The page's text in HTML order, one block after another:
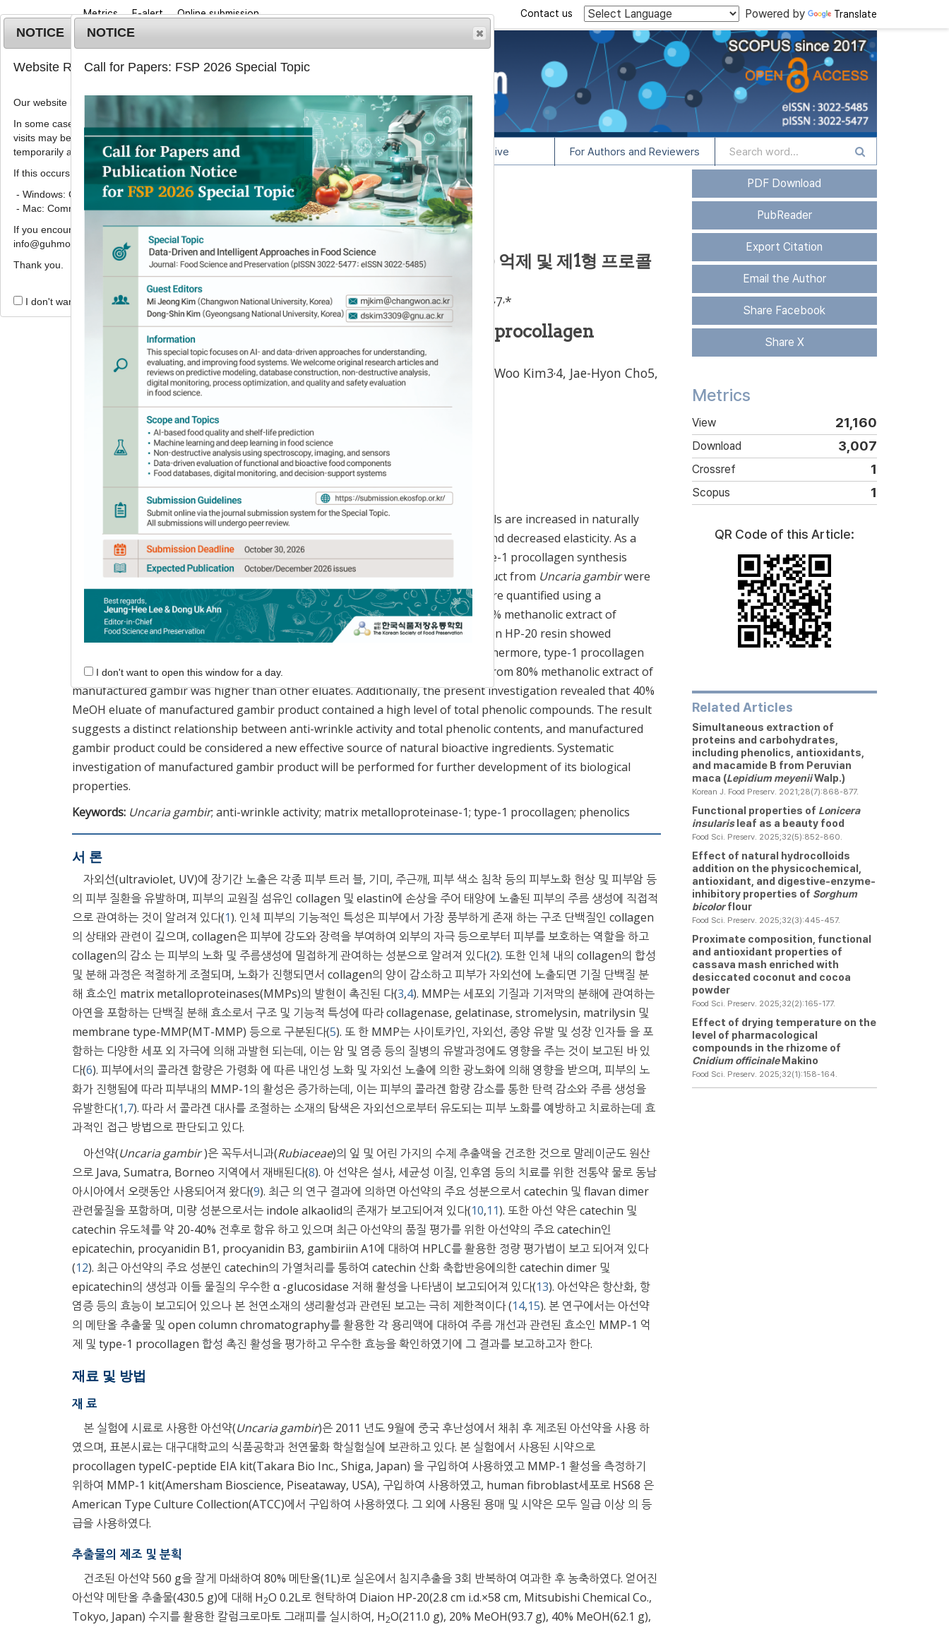
Metrics E-alert Online submission Powered by Translate
Contact us
Home Journal Info Article Archive For Authors and Reviewers
2017 24(1):93-99
pISSN: 1738-7248, eISSN: 2287-7428
DOI:https://doi.org/10.11002/kjfp.2017.24.1.93
ARTICLE
아선약 추출물의 matrix metalloproteinase-1(MMP-1) 억제 및 제1형 프로콜
라겐 합성 촉진 활성
1,김동희2,이은우3,4,권현주3,4,김병우3 4,조재현5,김현주6,김태훈 ,7,*
Matrix metalloproteinase-1 suppression and type-1 procollagen
synthesis promoting effects ofUncaria gambir
Jaemin Lee 1,Dong-Hee Kim2,Eun-Woo Kim3,4,Hyun Ju Kwon Byung Woo Kim3,4, Jae-Hyon Cho5,
Hyun-Joo Kim6,Tae Hoon Kim4,7,*
Author Information & Copyright▼
Received:Jul 27, 2016; Revised:Oct 24, 2016; Accepted:Oct 26, 2016
Collagen synthesis is decreased and matrix metalloproteinase-1 (MMP-1) levels are increased in naturally
aged human skin, and these alterations cause changes such as skin wrinkling and decreased elasticity. As a
part of our ongoing search for bioactive ingredients, MMP-1 inhibitory and type-1 procollagen synthesis
inducing activities of aqueous methanolic extract of manufactured gambir product from Uncaria gambirwere
investigated in
bioassay systems. In addition, total phenolic contents were quantified using a
spectrophotometric method. Among tested samples, 40% MeOH eluate from 80% methanolic extract of
manufacturedU. gambirusing open column chromatography packed with Diaion HP-20 resin showed
value of 15.6±1.3 μg/mL. Furthermore, type-1 procollagen
synthesis promoting property of 40% MeOH eluate (IC
value; 6.9±0.7 μg/mL) from 80% methanolic extract of
manufactured gambir was higher than other eluates. Additionally, the present investigation revealed that 40%
MeOH eluate of manufactured gambir product contained a high level of total phenolic compounds. The result
suggests a distinct relationship between anti-wrinkle activity and total phenolic contents, and manufactured
gambir product could be considered a new effective source of natural bioactive ingredients. Systematic
investigation of manufactured gambir product will be performed for further development of its biological
properties.
Keywords: Uncaria gambir; anti-wrinkle activity; matrix metalloproteinase-1; type-1 procollagen; phenolics
서 론
자외선(ultraviolet, UV)에 장기간 노출은 각종 피부 트러 블, 기미, 주근깨, 피부 색소 침착 등의 피부노화 현상 및 피부암 등
의 피부 질환을 유발하며, 피부의 교원질 섬유인 collagen 및 elastin에 손상을 주어 태양에 노출된 피부의 주름 생성에 직접적
으로 관여하는 것이 알려져 있다(1). 인체 피부의 기능적인 특성은 피부에서 가장 풍부하게 존재 하는 구조 단백질인 collagen
의 상태와 관련이 깊으며, collagen은 피부에 강도와 장력을 부여하여 외부의 자극 등으로부터 피부를 보호하는 역할을 하고
collagen의 감소 는 피부의 노화 및 주름생성에 밀접하게 관여하는 성분으로 알려져 있다(2). 또한 인체 내의 collagen의 합성
및 분해 과정은 적절하게 조절되며, 노화가 진행되면서 collagen의 양이 감소하고 피부가 자외선에 노출되면 기질 단백질 분
해 효소인 matrix metalloproteinases(MMPs)의 발현이 촉진된 다(3,4). MMP는 세포외 기질과 기저막의 분해에 관여하는
아연을 포함하는 단백질 분해 효소로서 구조 및 기능적 특성에 따라 collagenase, gelatinase, stromelysin, matrilysin 및
membrane type-MMP(MT-MMP) 등으로 구분된다(5). 또 한 MMP는 사이토카인, 자외선, 종양 유발 및 성장 인자들 을 포
함하는 다양한 세포 외 자극에 의해 과발현 되는데, 이는 암 및 염증 등의 질병의 유발과정에도 영향을 주는 것이 보고된 바 있
다(6). 피부에서의 콜라겐 함량은 가령화 에 따른 내인성 노화 및 자외선 노출에 의한 광노화에 의해 영향을 받으며, 피부의 노
화가 진행됨에 따라 피부내의 MMP-1의 활성은 증가하는데, 이는 피부의 콜라겐 함량 감소를 통한 탄력 감소와 주름 생성을
유발한다(1,7). 따라 서 콜라겐 대사를 조절하는 소재의 탐색은 자외선으로부터 유도되는 피부 노화를 예방하고 치료하는데 효
과적인 접근 방법으로 판단되고 있다.
아선약(Uncaria gambir)은 꼭두서니과(Rubiaceae)의 잎 및 어린 가지의 수제 추출액을 건조한 것으로 말레이군도 원산
으로 Java, Sumatra, Borneo 지역에서 재배된다(8). 아 선약은 설사, 세균성 이질, 인후염 등의 치료를 위한 전통약 물로 동남
아시아에서 오랫동안 사용되어져 왔다(9). 최근 의 연구 결과에 의하면 아선약의 주요 성분으로서 catechin 및 flavan dimer
관련물질을 포함하며, 미량 성분으로서는 indole alkaolid의 존재가 보고되어져 있다(10,11). 또한 아선 약은 catechin 및
catechin 유도체를 약 20-40% 전후로 함유 하고 있으며 최근 아선약의 품질 평가를 위한 아선약의 주요 catechin인
epicatechin, procyanidin B1, procyanidin B3, gambiriin A1에 대하여 HPLC를 활용한 정량 평가법이 보고 되어져 있다
(12). 최근 아선약의 주요 성분인 catechin의 가열처리를 통하여 catechin 산화 축합반응에의한 catechin dimer 및
epicatechin의 생성과 이들 물질의 우수한 α -glucosidase 저해 활성을 나타냄이 보고되어져 있다(13). 아선약은 항산화, 항
염증 등의 효능이 보고되어 있으나 본 천연소재의 생리활성과 관련된 보고는 극히 제한적이다 (14,15). 본 연구에서는 아선약
의 메탄올 추출물 및 open column chromatography를 활용한 각 용리액에 대하여 주름 개선과 관련된 효소인 MMP-1 억
제 및 type-1 procollagen 합성 촉진 활성을 평가하고 우수한 효능을 확인하였기에 그 결과를 보고하고자 한다.
재료 및 방법
재 료
본 실험에 시료로 사용한 아선약(Uncaria gambir)은 2011 년도 9월에 중국 후난성에서 채취 후 제조된 아선약을 사용 하
였으며, 표본시료는 대구대학교의 식품공학과 천연물화 학실험실에 보관하고 있다. 본 실험에서 사용된 시약으로
procollagen typeⅠC-peptide EIA kit(Takara Bio Inc., Shiga, Japan) 을 구입하여 사용하였고 MMP-1 활성을 측정하기
위하여 MMP-1 kit(Amersham Bioscience, Piseataway, USA), 구입하여 사용하였고, human fibroblast세포로 HS68 은
American Type Culture Collection(ATCC)에서 구입하여 사용하였다. 그 외에 사용된 용매 및 시약은 모두 일급 이상 의 등
급을 사용하였다.
추출물의 제조 및 분획
건조된 아선약 560 g을 잘게 마쇄하여 80% 메탄올(1L)로 실온에서 침지추출을 3회 반복하여 여과한 후 농축하였다. 얻어진
아선약 메탄올 추출물(430.5 g)에 대해 H2O 0.2L로 현탁하여 Diaion HP-20(2.8 cm i.d.×58 cm, Mitsubishi Chemical Co.,
Tokyo, Japan) 수지를 활용한 칼럼크로마토 그래피를 실시하여, H2O(211.0 g), 20% MeOH(93.7 g), 40% MeOH(62.1 g),
PDF Download
PubReader
Export Citation
Email the Author
Share Facebook
Share X
Metrics
View 21,160
Download 3,007
Crossref 1
Scopus 1
QR Code of this Article:
Related Articles
Simultaneous extraction of
proteins and carbohydrates,
including phenolics, antioxidants,
and macamide B from Peruvian
maca (Lepidium meyeniiWalp.)
Korean J. Food Preserv. 2021;28(7):868-877.
Functional properties of Lonicera
insularisleaf as a beauty food
Food Sci. Preserv. 2025;32(5):852-860.
Effect of natural hydrocolloids
addition on the physicochemical,
antioxidant, and digestive-enzyme-
inhibitory properties of Sorghum
bicolorflour
Food Sci. Preserv. 2025;32(3):445-457.
Proximate composition, functional
and antioxidant properties of
cassava mash enriched with
desiccated coconut and cocoa
powder
Food Sci. Preserv. 2025;32(2):165-177.
Effect of drying temperature on the
level of pharmacological
compounds in the rhizome of
Cnidium officinaleMakino
Food Sci. Preserv. 2025;32(1):158-164.
NOTICE
Website Renewal Notice
Our website has recently been renewed.
In some cases, images, CSS files, or other settings saved in your browser from previous
visits may be reused instead of downloading the latest files. As a result, some pages may
temporarily appear incorrectly or may not display properly.
If this occurs, please perform a hard refresh.
- Windows: Ctrl + F5
- Mac: Command + Shift + R
If you encounter any errors or difficulties while using the website, please contact us at
info@guhmok.com.
Thank you.
I don't want to open this window for a day.
NOTICE
Call for Papers: FSP 2026 Special Topic
I don't want to open this window for a day.